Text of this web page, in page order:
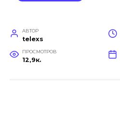
АВТОР
telexs
ПРОСМОТРОВ
12,9к.